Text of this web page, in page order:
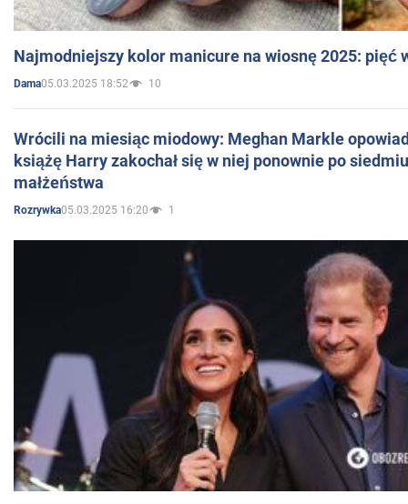
Najmodniejszy kolor manicure na wiosnę 2025: pięć
Dama05.03.2025 18:52 10
Wrócili na miesiąc miodowy: Meghan Markle
książę Harry zakochał się w niej ponownie po
małżeństwa
Rozrywka05.03.2025 16:20 1